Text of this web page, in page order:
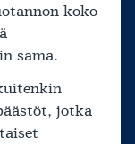
koko
sama.
jotka